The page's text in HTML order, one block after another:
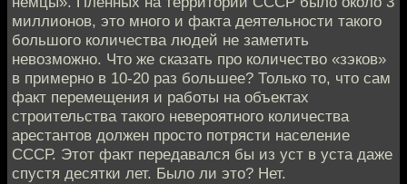
миллионов, это много и факта деятельности такого
большого количества людей не заметить
невозможно. Что же сказать про количество «зэков»
в примерно в 10-20 раз большее? Только то, что сам
факт перемещения и работы на объектах
строительства такого невероятного количества
арестантов должен просто потрясти население
СССР. Этот факт передавался бы из уст в уста даже
спустя десятки лет. Было ли это? Нет.